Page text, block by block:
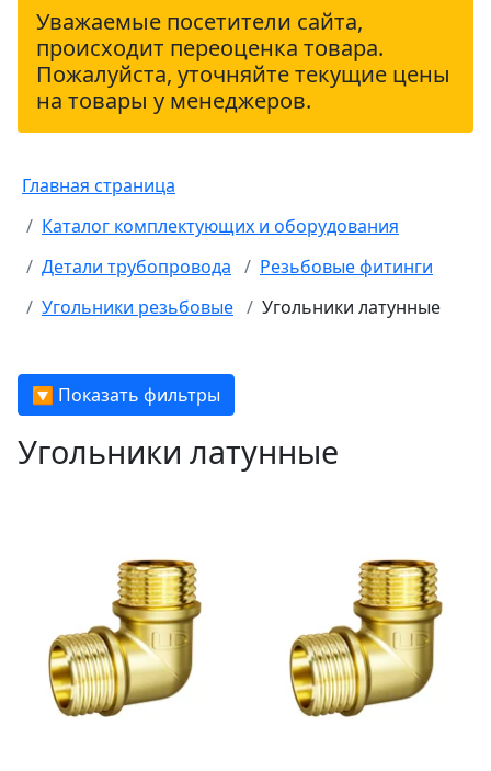
Уважаемые посетители сайта,
происходит переоценка товара.
Пожалуйста, уточняйте текущие цены
на товары у менеджеров.
Главная страница
Каталог комплектующих и оборудования
Детали трубопровода
Резьбовые фитинги
Угольники резьбовые
Угольники латунные
🔽 Показать фильтры
Угольники латунные